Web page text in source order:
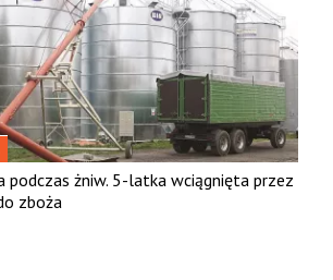
podczas żniw. 5-latka wciągnięta przez
zboża